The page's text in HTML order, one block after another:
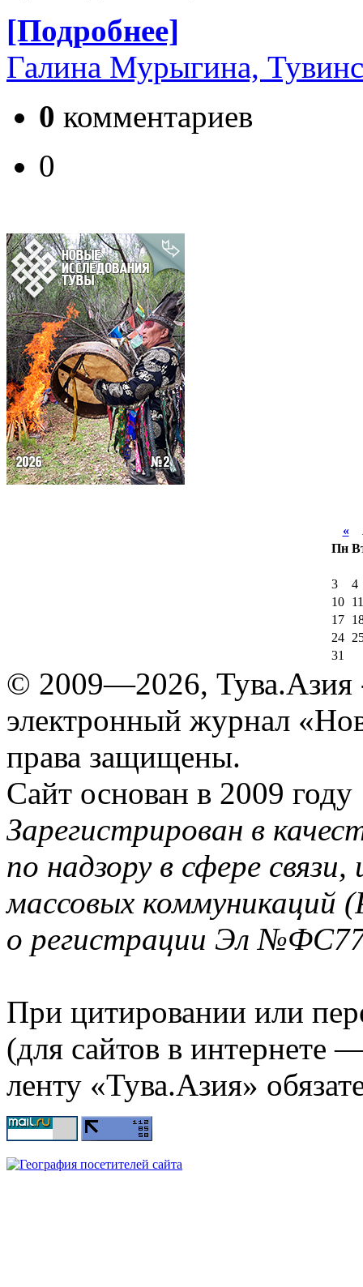
[Подробнее]
Галина Мурыгина,
0 комментариев
0
«
Пн
3
4
10
11
17
24
31
© 2009—2026, Тува.Азия
электронный журнал
права защищены.
Сайт основан в 2009 году
Зарегистрирован в
по надзору в сфере
массовых коммуникаций
о регистрации Эл
При цитировании или
(для сайтов в интернете
ленту «Тува.Азия»